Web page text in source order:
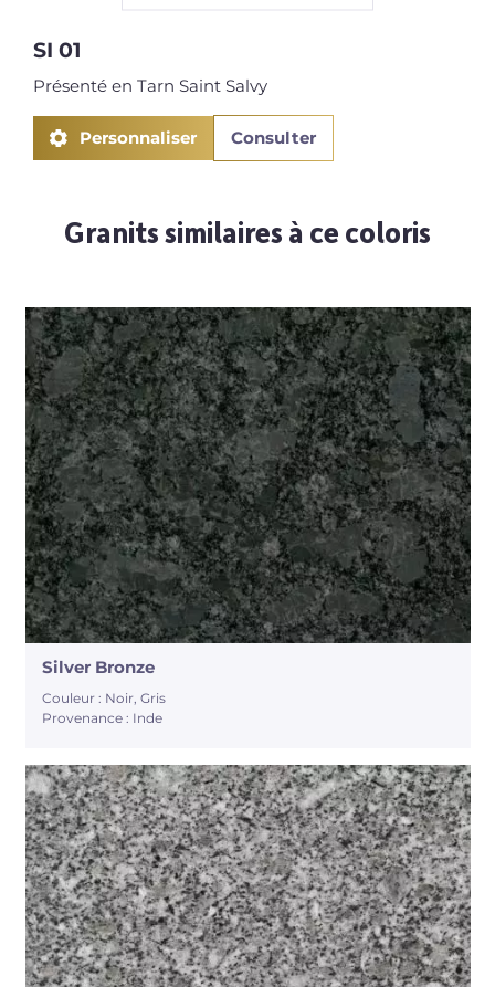
SI 01
Présenté en Tarn Saint Salvy
Personnaliser Consulter
Granits similaires à ce coloris
Silver Bronze
Couleur : Noir, Gris
Provenance : Inde